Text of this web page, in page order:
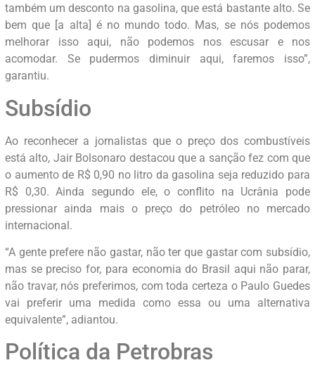
também um desconto na gasolina, que está bastante alto. Se
bem que [a alta] é no mundo todo. Mas, se nós podemos
melhorar isso aqui, não podemos nos escusar e nos
acomodar. Se pudermos diminuir aqui, faremos isso”,
garantiu.
Subsídio
Ao reconhecer a jornalistas que o preço dos combustíveis
está alto, Jair Bolsonaro destacou que a sanção fez com que
o aumento de R$ 0,90 no litro da gasolina seja reduzido para
R$ 0,30. Ainda segundo ele, o conflito na Ucrânia pode
pressionar ainda mais o preço do petróleo no mercado
internacional.
“A gente prefere não gastar, não ter que gastar com subsídio,
mas se preciso for, para economia do Brasil aqui não parar,
não travar, nós preferimos, com toda certeza o Paulo Guedes
vai preferir uma medida como essa ou uma alternativa
equivalente”, adiantou.
Política da Petrobras